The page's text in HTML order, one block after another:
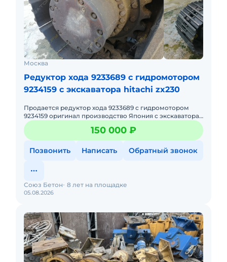
Москва
Редуктор хода 9233689 с гидромотором
9234159 с экскаватора hitachi zx230
Продается редуктор хода 9233689 с гидромотором
9234159 оригинал производство Япония с экскаватора
Hitachi ZX230, 2013 года выпуска,также есть гусянка-
количеств
150 000 ₽
Позвонить Написать Обратный звонок
05.08.2026
Союз Бетон 8 лет на площадке